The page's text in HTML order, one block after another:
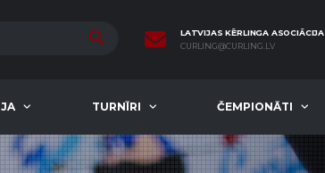
LATVIJAS KĒRLINGA ASOCIĀCIJA
CURLING@CURLING.LV
TURNĪRI ČEMPIONĀTI